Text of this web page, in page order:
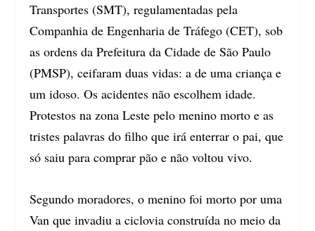
Transportes (SMT), regulamentadas pela
Companhia de Engenharia de Tráfego (CET), sob
as ordens da Prefeitura da Cidade de São Paulo
(PMSP), ceifaram duas vidas: a de uma criança e
um idoso. Os acidentes não escolhem idade.
Protestos na zona Leste pelo menino morto e as
tristes palavras do filho que irá enterrar o pai, que
só saiu para comprar pão e não voltou vivo.
Segundo moradores, o menino foi morto por uma
Van que invadiu a ciclovia construída no meio da